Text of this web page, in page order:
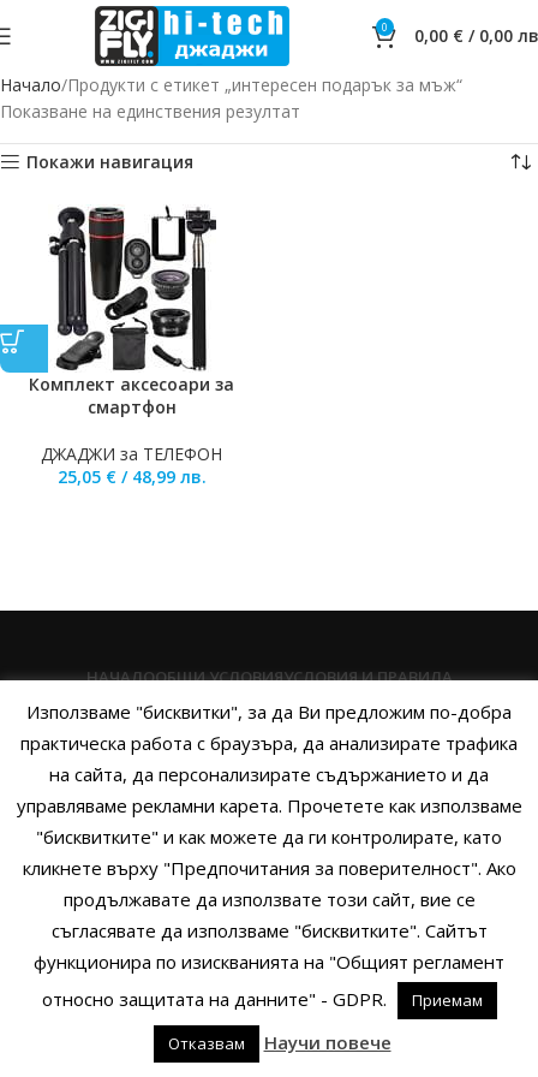
0 0,00 € / 0,00
Начало Продукти с етикет „интересен подарък за мъж“
Показване на единствения резултат
Покажи навигация
Комплект аксесоари за
смартфон
ДЖАДЖИ за ТЕЛЕФОН
25,05 € / 48,99 лв.
НАЧАЛООБЩИ УСЛОВИЯУСЛОВИЯ И ПРАВИЛА
ПОЛИТИКА НА БИСКВИТКИТЕПОЛИТИКА ЗА ПОВЕРИТЕЛНОСТ
НАЧИНИ НА ПЛАЩАНЕИЗПРАТЕТЕ ЗАПИТВАНЕ
Copyright © 2014 - 2024 Zigifly.com — Developed byWe Work With
You
Използваме "бисквитки", за да Ви предложим по-добра
практическа работа с браузъра, да анализирате трафика
на сайта, да персонализирате съдържанието и да
управляваме рекламни карета. Прочетете как използваме
"бисквитките" и как можете да ги контролирате, като
кликнете върху "Предпочитания за поверителност". Ако
продължавате да използвате този сайт, вие се
съгласявате да използваме "бисквитките". Сайтът
функционира по изискванията на "Общият регламент
относно защитата на данните" - GDPR.
Приемам
Отказвам
Научи повече